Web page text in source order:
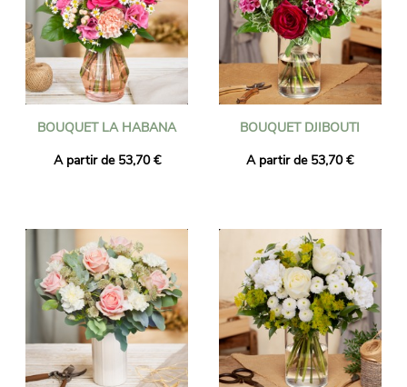
BOUQUET LA HABANA
A partir de 53,70 €
BOUQUET DJIBOUTI
A partir de 53,70 €